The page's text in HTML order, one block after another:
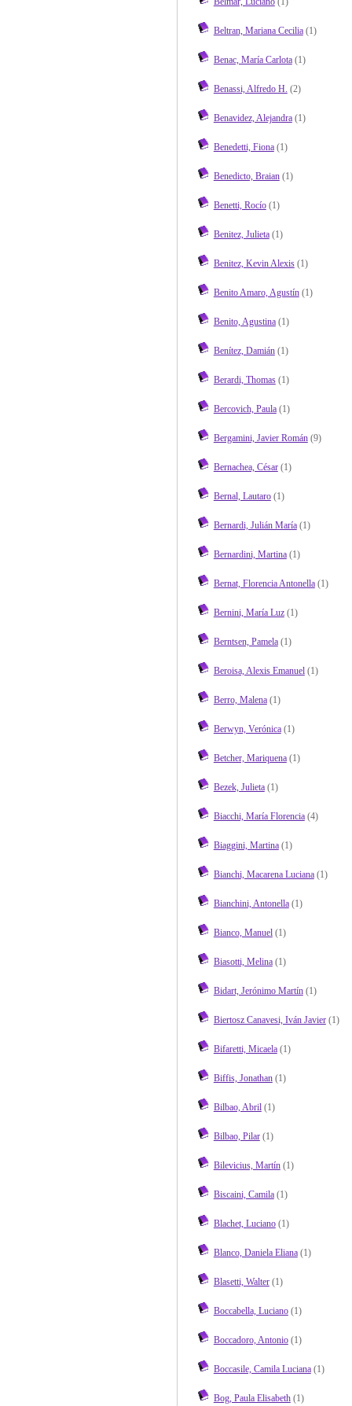
Beltran, Mariana Cecilia(1)
Benac, María Carlota(1)
Benassi, Alfredo H. (2)
Benavidez, Alejandra(1)
Benedetti, Fiona(1)
Benedicto, Braian(1)
Benetti, Rocío(1)
Benitez, Julieta(1)
Benitez, Kevin Alexis(1)
Benito Amaro, Agustín(1)
Benito, Agustina(1)
Benítez, Damián(1)
Berardi, Thomas(1)
Bercovich, Paula(1)
Bergamini, Javier Román(9)
Bernachea, César(1)
Bernal, Lautaro(1)
Bernardi, Julián María(1)
Bernardini, Martina(1)
Bernat, Florencia Antonella(1)
Bernini, María Luz(1)
Berntsen, Pamela(1)
Beroisa, Alexis Emanuel(1)
Berro, Malena(1)
Berwyn, Verónica(1)
Betcher, Mariquena(1)
Bezek, Julieta(1)
Biacchi, María Florencia(4)
Biaggini, Martina(1)
Bianchi, Macarena Luciana(1)
Bianchini, Antonella(1)
Bianco, Manuel(1)
Biasotti, Melina(1)
Bidart, Jerónimo Martín(1)
Biertosz Canavesi, Iván Javier(1)
Bifaretti, Micaela(1)
Biffis, Jonathan(1)
Bilbao, Abril(1)
Bilbao, Pilar(1)
Bilevicius, Martín(1)
Biscaini, Camila(1)
Blachet, Luciano(1)
Blanco, Daniela Eliana(1)
Blasetti, Walter(1)
Boccabella, Luciano(1)
Boccadoro, Antonio(1)
Boccasile, Camila Luciana(1)
Bog, Paula Elisabeth(1)